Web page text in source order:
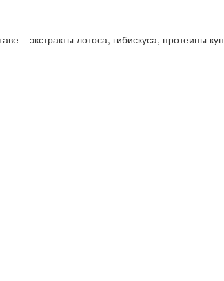
– экстракты лотоса, гибискуса, протеины